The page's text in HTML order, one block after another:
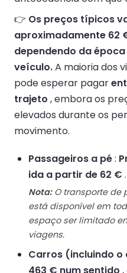
👉 Os preços típicos
aproximadamente 62
dependendo da
veículo.A maioria dos
pode esperar pagar
trajeto , embora os
elevados durante os
movimento.
Passageiros a pé:
ida a partir de 62 € .
Nota:O transporte de
está disponível em
espaço ser limitado
viagens.
Carros (incluindo